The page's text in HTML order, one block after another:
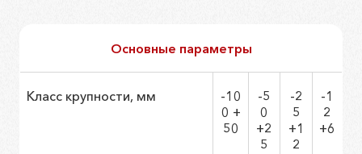
Основные параметры
Класс крупности, мм
-10
0 +
50
-5
0
+2
5
-2
5
+1
2
-1
2
+6